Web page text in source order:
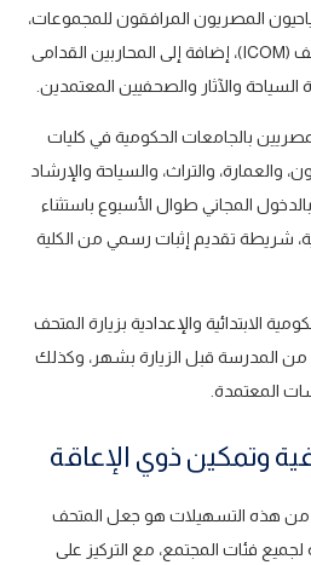
المصريون المرافقون للمجموعات،
وأعضاء المجلس الدولي للمتاحف (ICOM)، إضافة إلى المحاربين القدامى
والآثار والصحفيين المعتمدين.
بالجامعات الحكومية في كليات
والعمارة، والتراث، والسياحة والإرشاد
المجاني طوال الأسبوع باستثناء
شريطة تقديم إثبات رسمي من الكلية
الابتدائية والإعدادية بزيارة المتحف
المدرسة قبل الزيارة بشهر، وكذلك
المعتمدة.
وتمكين ذوي الإعاقة
من هذه التسهيلات هو جعل المتحف
فئات المجتمع، مع التركيز على